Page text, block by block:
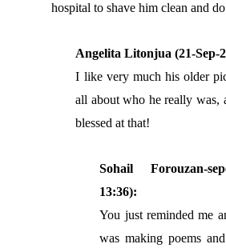
hospital to shave him clean and
Angelita Litonjua (21-Sep-
I like very much his older
all about who he really was,
blessed at that!
Sohail Forouzan-
13:36):
You just reminded me
was making poems